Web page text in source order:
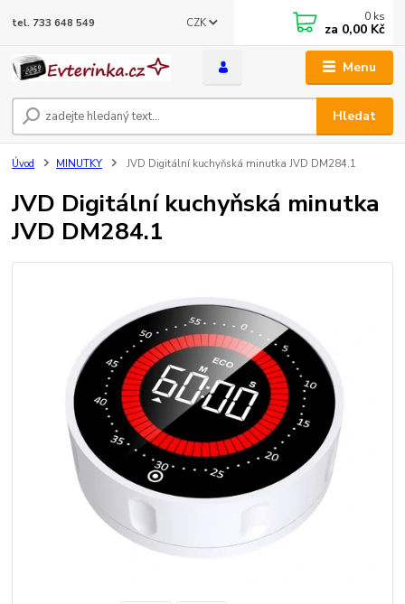
Menu
CZK
Hledat
tel. 733 648 549 0 ks
za 0,00 Kč
Úvod MINUTKY JVD Digitální kuchyňská minutka JVD DM284.1
JVD Digitální kuchyňská minutka
JVD DM284.1